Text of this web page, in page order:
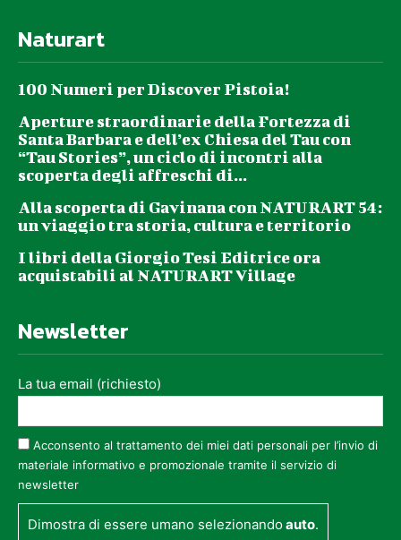
Naturart
100 Numeri per Discover Pistoia!
Aperture straordinarie della Fortezza di
Santa Barbara e dell’ex Chiesa del Tau con
“Tau Stories”, un ciclo di incontri alla
scoperta degli affreschi di...
Alla scoperta di Gavinana con NATURART 54:
un viaggio tra storia, cultura e territorio
I libri della Giorgio Tesi Editrice ora
acquistabili al NATURART Village
Newsletter
La tua email (richiesto)
Acconsento al trattamento dei miei dati personali per l’invio di
materiale informativo e promozionale tramite il servizio di
newsletter
Dimostra di essere umano selezionandoauto.